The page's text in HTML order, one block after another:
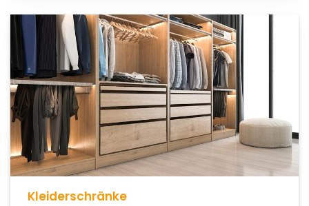
Kleiderschränke